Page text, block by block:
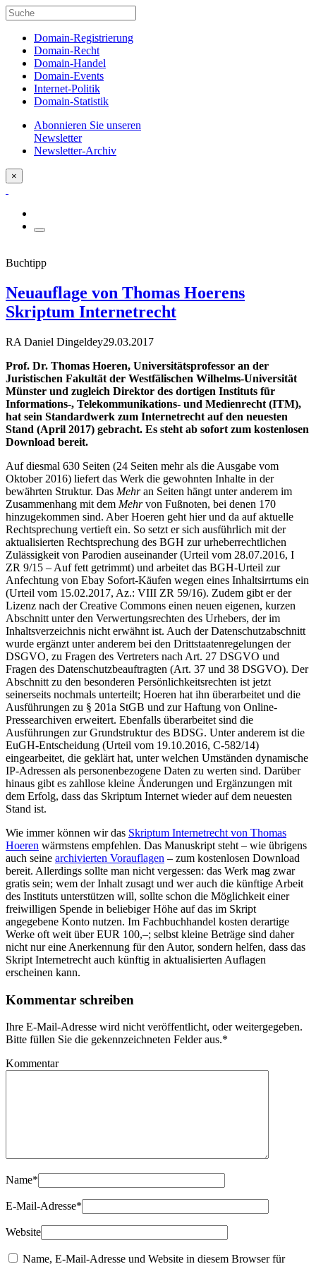
Domain-Registrierung
Domain-Recht
Domain-Handel
Domain-Events
Internet-Politik
Domain-Statistik
Abonnieren Sie unseren
Newsletter
Newsletter-Archiv
×
Buchtipp
Neuauflage von Thomas Hoerens
Skriptum Internetrecht
RA Daniel Dingeldey29.03.2017
Prof. Dr. Thomas Hoeren, Universitätsprofessor an der
Juristischen Fakultät der Westfälischen Wilhelms-Universität
Münster und zugleich Direktor des dortigen Instituts für
Informations-, Telekommunikations- und Medienrecht (ITM),
hat sein Standardwerk zum Internetrecht auf den neuesten
Stand (April 2017) gebracht. Es steht ab sofort zum kostenlosen
Download bereit.
Auf diesmal 630 Seiten (24 Seiten mehr als die Ausgabe vom
Oktober 2016) liefert das Werk die gewohnten Inhalte in der
bewährten Struktur. Das Mehran Seiten hängt unter anderem im
Zusammenhang mit dem Mehrvon Fußnoten, bei denen 170
hinzugekommen sind. Aber Hoeren geht hier und da auf aktuelle
Rechtsprechung vertieft ein. So setzt er sich ausführlich mit der
aktualisierten Rechtsprechung des BGH zur urheberrechtlichen
Zulässigkeit von Parodien auseinander (Urteil vom 28.07.2016, I
ZR 9/15 – Auf fett getrimmt) und arbeitet das BGH-Urteil zur
Anfechtung von Ebay Sofort-Käufen wegen eines Inhaltsirrtums ein
(Urteil vom 15.02.2017, Az.: VIII ZR 59/16). Zudem gibt er der
Lizenz nach der Creative Commons einen neuen eigenen, kurzen
Abschnitt unter den Verwertungsrechten des Urhebers, der im
Inhaltsverzeichnis nicht erwähnt ist. Auch der Datenschutzabschnitt
wurde ergänzt unter anderem bei den Drittstaatenregelungen der
DSGVO, zu Fragen des Vertreters nach Art. 27 DSGVO und
Fragen des Datenschutzbeauftragten (Art. 37 und 38 DSGVO). Der
Abschnitt zu den besonderen Persönlichkeitsrechten ist jetzt
seinerseits nochmals unterteilt; Hoeren hat ihn überarbeitet und die
Ausführungen zu § 201a StGB und zur Haftung von Online-
Pressearchiven erweitert. Ebenfalls überarbeitet sind die
Ausführungen zur Grundstruktur des BDSG. Unter anderem ist die
EuGH-Entscheidung (Urteil vom 19.10.2016, C-582/14)
eingearbeitet, die geklärt hat, unter welchen Umständen dynamische
IP-Adressen als personenbezogene Daten zu werten sind. Darüber
hinaus gibt es zahllose kleine Änderungen und Ergänzungen mit
dem Erfolg, dass das Skriptum Internet wieder auf dem neuesten
Stand ist.
Wie immer können wir das Skriptum Internetrecht von Thomas
Hoeren wärmstens empfehlen. Das Manuskript steht – wie übrigens
auch seine archivierten Vorauflagen – zum kostenlosen Download
bereit. Allerdings sollte man nicht vergessen: das Werk mag zwar
gratis sein; wem der Inhalt zusagt und wer auch die künftige Arbeit
des Instituts unterstützen will, sollte schon die Möglichkeit einer
freiwilligen Spende in beliebiger Höhe auf das im Skript
angegebene Konto nutzen. Im Fachbuchhandel kosten derartige
Werke oft weit über EUR 100,–; selbst kleine Beträge sind daher
nicht nur eine Anerkennung für den Autor, sondern helfen, dass das
Skript Internetrecht auch künftig in aktualisierten Auflagen
erscheinen kann.
Kommentar schreiben
Ihre E-Mail-Adresse wird nicht veröffentlicht, oder weitergegeben.
Bitte füllen Sie die gekennzeichneten Felder aus.*
Kommentar
Name*
E-Mail-Adresse*
Website
Name, E-Mail-Adresse und Website in diesem Browser für